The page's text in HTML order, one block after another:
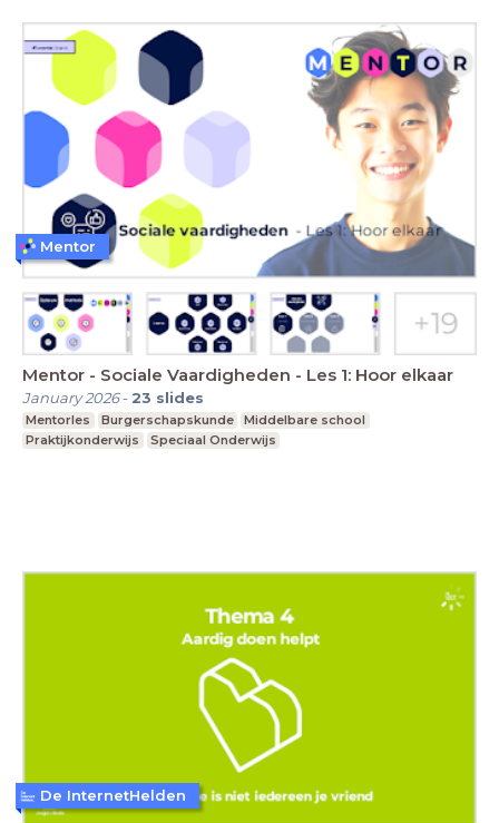
Mentor - Sociale Vaardigheden - Les 1: Hoor elkaar
January 2026- 23 slides
Mentorles Burgerschapskunde
Middelbare school
Praktijkonderwijs
Speciaal Onderwijs
Mentor
De InternetHelden